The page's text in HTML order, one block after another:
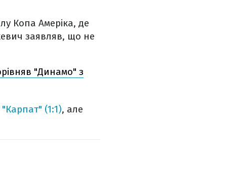
Копа Амеріка, де
заявляв, що не
"Динамо" з
"Карпат" (1:1), але